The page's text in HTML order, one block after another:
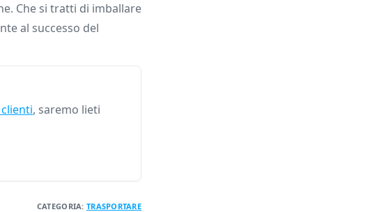
Che si tratti di imballare
al successo del
, saremo lieti
CATEGORIA: TRASPORTARE